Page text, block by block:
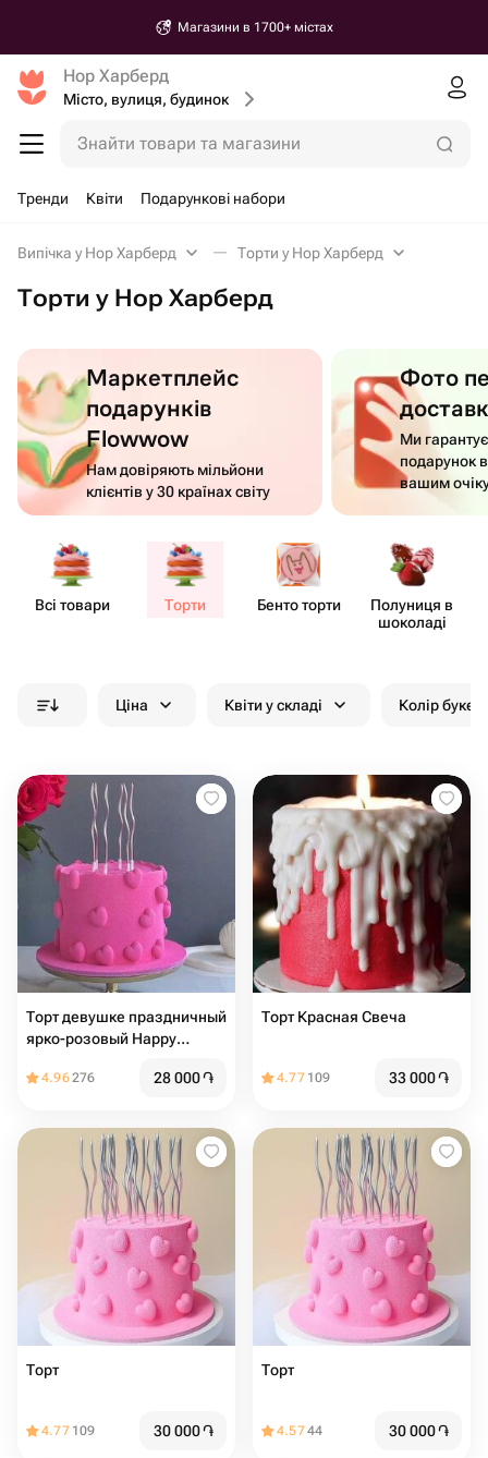
Магазини в 1700+ містах
Нор Харберд
Місто, вулиця, будинок
Знайти товари та магазини
Тренди Квіти Подарункові набори
Випічка у Нор Харберд Торти у Нор Харберд
Торти у Нор Харберд
Маркетплейс
подарунків
Flowwow
Нам довіряють мільйони
клієнтів у 30 країнах світу
Фото
Ми
подарунок
вашим
Всі товари Торти Бенто торти
Полуниця в
шоколаді
Ціна Квіти у складі Колір
Торт девушке праздничный
ярко-розовый Happy
4.96276 28 000֏
Торт Красная Свеча
4.77 109 33 000֏
Торт
4.77 109 30 000֏
Торт
4.5744 30 000֏